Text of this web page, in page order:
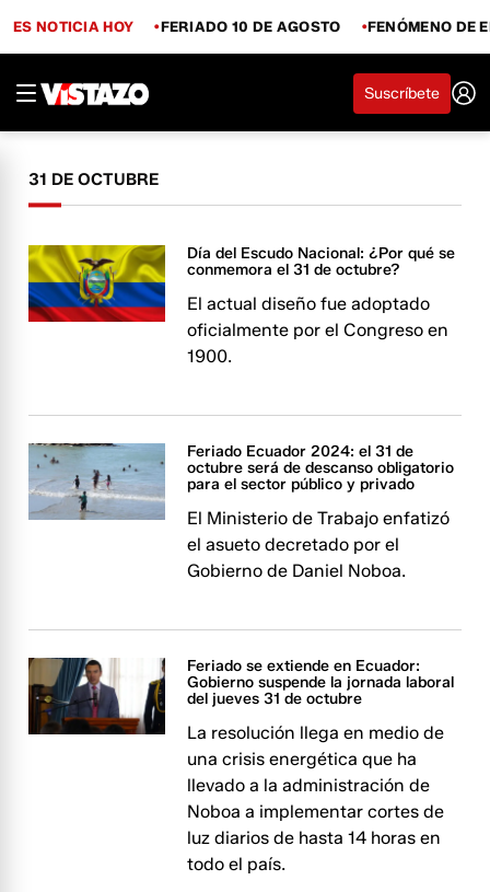
ES NOTICIA HOY FERIADO 10 DE AGOSTO FENÓMENO DE
Suscríbete
31 DE OCTUBRE
Día del Escudo Nacional: ¿Por qué se
conmemora el 31 de octubre?
El actual diseño fue adoptado
oficialmente por el Congreso en
1900.
Feriado Ecuador 2024: el 31 de
octubre será de descanso obligatorio
para el sector público y privado
El Ministerio de Trabajo enfatizó
el asueto decretado por el
Gobierno de Daniel Noboa.
Feriado se extiende en Ecuador:
Gobierno suspende la jornada laboral
del jueves 31 de octubre
La resolución llega en medio de
una crisis energética que ha
llevado a la administración de
Noboa a implementar cortes de
luz diarios de hasta 14 horas en
todo el país.